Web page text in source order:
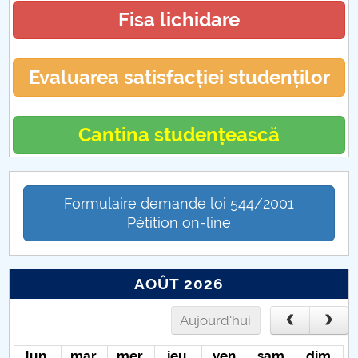
19. La ce să ne aşteptăm?
CEDO
excepționale
cum gestionăm asta?
Transporturile în contextul stării de urgență
„Ciuma Antonină” – o pandemie devastatoare la
apogeul Imperiului Roman
Fisa lichidare
Evaluarea satisfacției studenților
Cantina studențească
Formulaire demande loi 544/2001
Pétition on-line
AOÛT 2026
Aujourd'hui